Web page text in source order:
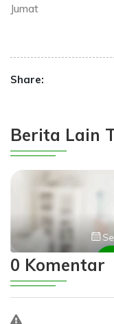
Jumat
Share:
Berita Lain
0 Komentar